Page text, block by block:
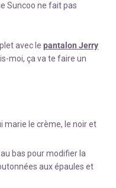
Suncoo ne fait pas
avec le pantalon Jerry
moi, ça va te faire un
marie le crème, le noir et
bas pour modifier la
aux épaules et